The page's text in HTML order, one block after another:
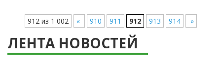
912 из 1 002 « 910 911 912 913 914 »
ЛЕНТА НОВОСТЕЙ